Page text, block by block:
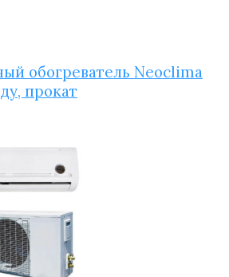
обогреватель Neoclima
прокат